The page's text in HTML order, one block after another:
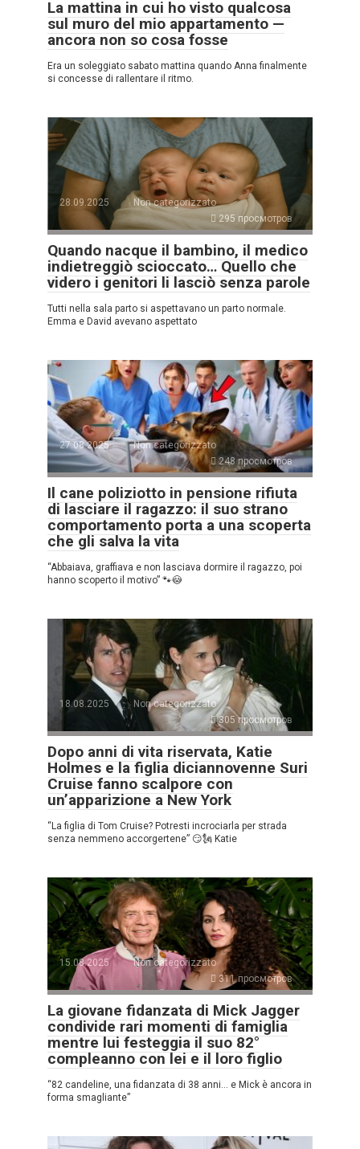
La mattina in cui ho visto qualcosa
sul muro del mio appartamento —
ancora non so cosa fosse
Era un soleggiato sabato mattina quando Anna finalmente
si concesse di rallentare il ritmo.
28.09.2025
Non categorizzato
295 просмотров
Quando nacque il bambino, il medico
indietreggiò scioccato… Quello che
videro i genitori li lasciò senza parole
Tutti nella sala parto si aspettavano un parto normale.
Emma e David avevano aspettato
27.08.2025
Non categorizzato
248 просмотров
Il cane poliziotto in pensione rifiuta
di lasciare il ragazzo: il suo strano
comportamento porta a una scoperta
che gli salva la vita
“Abbaiava, graffiava e non lasciava dormire il ragazzo, poi
hanno scoperto il motivo” 🐾😳
18.08.2025
Non categorizzato
305 просмотров
Dopo anni di vita riservata, Katie
Holmes e la figlia diciannovenne Suri
Cruise fanno scalpore con
un’apparizione a New York
“La figlia di Tom Cruise? Potresti incrociarla per strada
senza nemmeno accorgertene” 😏🗽 Katie
15.08.2025
Non categorizzato
311 просмотров
La giovane fidanzata di Mick Jagger
condivide rari momenti di famiglia
mentre lui festeggia il suo 82°
compleanno con lei e il loro figlio
“82 candeline, una fidanzata di 38 anni… e Mick è ancora in
forma smagliante”